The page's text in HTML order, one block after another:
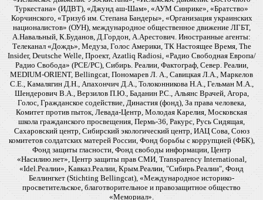
Туркестана» (ИДВТ), «Джунд аш-Шам», «АУМ Синрике», «Братство»
Корчинского, «Тризуб им. Степана Бандеры», «Организация украинских
националистов» (ОУН), международное общественное движение ЛГБТ,
А.Навальный, К.Буданов, Д.Гордон, А.Арестович. Иностранные агенты:
Телеканал «Дождь», Медуза, Голос Америки, ТК Настоящее Время, The
Insider, Deutsche Welle, Проект, Azatliq Radiosi, «Радио Свободная Европа/
Радио Свобода» (PCE/PC), Сибирь. Реалии, Фактограф, Север. Реалии,
MEDIUM-ORIENT, Bellingcat, Пономарев Л. А., Савицкая Л.А., Маркелов
С.Е., Камалягин Д.Н., Апахончич Д.А., Толоконникова Н.А., Гельман М.А.,
Шендерович В.А., Верзилов П.Ю., Баданин Р.С., Альянс Врачей, Агора,
Голос, Гражданское содействие, Династия (фонд), За права человека,
Комитет против пыток, Левада-Центр, Молодая Карелия, Московская
школа гражданского просвещения, Пермь-36, Ракурс, Русь Сидящая,
Сахаровский центр, Сибирский экологический центр, ИАЦ Сова, Союз
комитетов солдатских матерей России, Фонд борьбы с коррупцией (ФБК),
Фонд защиты гласности, Фонд свободы информации, Центр
«Насилию.нет», Центр защиты прав СМИ, Transparency International,
«Idel.Реалии», Кавказ.Реалии, Крым.Реалии, "Сибирь.Реалии", Фонд
Беллингкет (Stichting Bellingcat), «Международное историко-
просветительское, благотворительное и правозащитное общество
«Мемориал».